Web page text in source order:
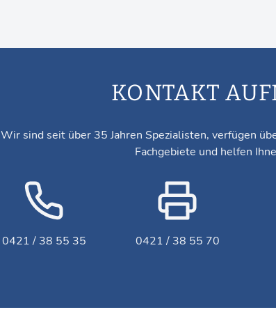
KONTAKT
Wir sind seit über 35 Jahren Spezialisten, verfügen
Fachgebiete und helfen
0421 / 38 55 35 0421 / 38 55 70